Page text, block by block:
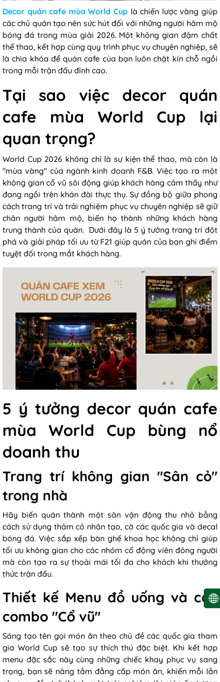
Decor quán cafe mùa World Cup là chiến lược vàng giúp
các chủ quán tạo nên sức hút đối với những người hâm mộ
bóng đá trong mùa giải 2026. Một không gian đậm chất
thể thao, kết hợp cùng quy trình phục vụ chuyên nghiệp, sẽ
là chìa khóa để quán cafe của bạn luôn chật kín chỗ ngồi
trong mỗi trận đấu đỉnh cao.
Tại sao việc decor quán
cafe mùa World Cup lại
quan trọng?
World Cup 2026 không chỉ là sự kiện thể thao, mà còn là
"mùa vàng" của ngành kinh doanh F&B. Việc tạo ra một
không gian cổ vũ sôi động giúp khách hàng cảm thấy như
đang ngồi trên khán đài thực thụ. Sự đồng bộ giữa phong
cách trang trí và trải nghiệm phục vụ chuyên nghiệp sẽ giữ
chân người hâm mộ, biến họ thành những khách hàng
trung thành của quán. Dưới đây là 5 ý tưởng trang trí đột
phá và giải pháp tối ưu từ F21 giúp quán của bạn ghi điểm
tuyệt đối trong mắt khách hàng.
5 ý tưởng decor quán cafe
mùa World Cup bùng nổ
doanh thu
Trang trí không gian "Sân cỏ"
trong nhà
Hãy biến quán thành một sân vận động thu nhỏ bằng
cách sử dụng thảm cỏ nhân tạo, cờ các quốc gia và decal
bóng đá. Việc sắp xếp bàn ghế khoa học không chỉ giúp
tối ưu không gian cho các nhóm cổ động viên đông người
mà còn tạo ra sự thoải mái tối đa cho khách khi thưởng
thức trận đấu.
Thiết kế Menu đồ uống và các
combo "Cổ vũ"
Sáng tạo tên gọi món ăn theo chủ đề các quốc gia tham
gia World Cup sẽ tạo sự thích thú đặc biệt. Khi kết hợp
menu đặc sắc này cùng những chiếc khay phục vụ sang
trọng, bạn sẽ nâng tầm đẳng cấp món ăn, khiến mỗi lần